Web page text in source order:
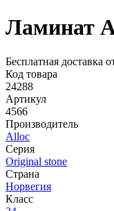
Ламинат
Бесплатная доставка
Код товара
24288
Артикул
4566
Производитель
Alloc
Серия
Original stone
Страна
Норвегия
Класс